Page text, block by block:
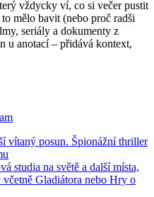
vždycky ví, co si večer pustit
mělo bavit (nebo proč radši
seriály a dokumenty z
u anotací – přidává kontext,
vítaný posun. Špionážní thriller
studia na světě a další místa,
Gladiátora nebo Hry o